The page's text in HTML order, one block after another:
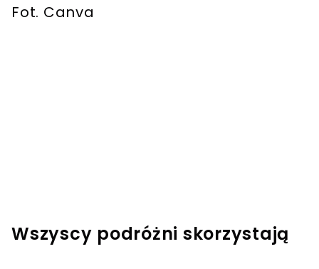
Fot. Canva
Wszyscy podróżni skorzystają